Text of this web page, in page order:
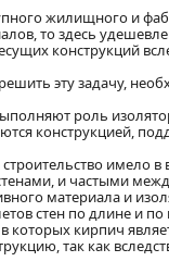
жилищного и
то здесь
конструкций
эту задачу,
роль
конструкцией,
строительство
и частыми
материала и
стен по длине и
которых кирпич
так как